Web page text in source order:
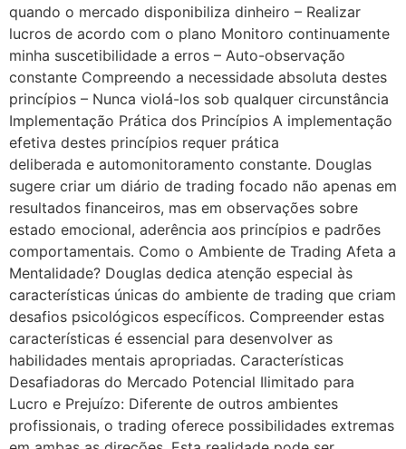
quando o mercado disponibiliza dinheiro – Realizar
lucros de acordo com o plano Monitoro continuamente
minha suscetibilidade a erros – Auto-observação
constante Compreendo a necessidade absoluta destes
princípios – Nunca violá-los sob qualquer circunstância
Implementação Prática dos Princípios A implementação
efetiva destes princípios requer prática
deliberada e automonitoramento constante. Douglas
sugere criar um diário de trading focado não apenas em
resultados financeiros, mas em observações sobre
estado emocional, aderência aos princípios e padrões
comportamentais. Como o Ambiente de Trading Afeta a
Mentalidade? Douglas dedica atenção especial às
características únicas do ambiente de trading que criam
desafios psicológicos específicos. Compreender estas
características é essencial para desenvolver as
habilidades mentais apropriadas. Características
Desafiadoras do Mercado Potencial Ilimitado para
Lucro e Prejuízo: Diferente de outros ambientes
profissionais, o trading oferece possibilidades extremas